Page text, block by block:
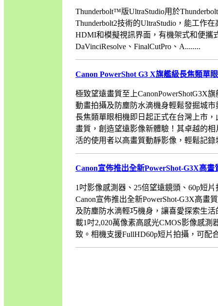
Thunderbolt™版UltraStudio用於
Thunderbolt2技術的UltraStudio，能工作
HDMI和模擬視訊界面，有機架式和便攜
DaVinciResolve、FinalCutPro、A........
Canon PowerShot G3 X旗艦級長焦類單
極致望遠畫質至上CanonPowerShotG3X
動畫拍攝及防塵防水滴機身輕鬆發掘城市
長焦類單眼相機即日起正式在台灣上市
畫質，創造望遠影像新體驗！其卓越的
活的使用者以高畫質動靜影像，輕鬆記錄
Canon宣佈推出全新PowerShot-G3X高
1吋影像感測器、25倍望遠鏡頭、60p短
Canon宣佈推出全新PowerShot-G3X高
及防塵防水滴輕巧機身，讓喜愛探索生
載1吋2,020萬像素高感光CMOS影像感
致。相機支援FullHD60p短片拍攝，可配